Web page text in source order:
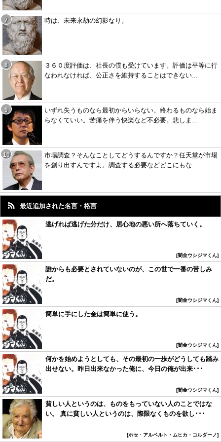
時は、未来永劫の幻影なり。
３６０度評価は、社長の僕も受けています。評価は平等に行
なわれなければ、公正さを維持することはできない...
いずれ失うものなら最初からいらない。終わるものなら始ま
らなくていい。苦痛を伴う快楽など不必要。悲しま...
市場調査？そんなことしてどうするんですか？任天堂が市場
を創り出すんですよ。調査する必要などどこにもな...
最近追加された名言・格言
逃げれば逃げた分だけ、居心地の悪い所へ落ちていく。
闇金ウシジマくん
誰からも必要とされていないのが、この世で一番の苦しみ
だ。
闇金ウシジマくん
簡単に手にした金は簡単に使う。
闇金ウシジマくん
何かを始めようとしても、その最初の一歩がどうしても踏み
出せない。昨日出来なかった俺に、今日の俺が出来･･･
闇金ウシジマくん
貧しい人というのは、ものをもっていない人のことではな
い。 真に貧しい人というのは、際限なくものを欲し･･･
ホセ・アルベルト・ムヒカ・コルダーノ